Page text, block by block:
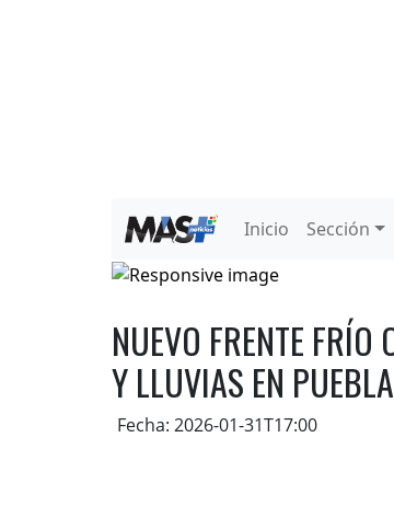
Inicio Sección
NUEVO FRENTE
Y LLUVIAS EN PUEBLA
Fecha: 2026-01-31T17:00